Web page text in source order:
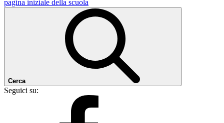
pagina iniziale della scuola
Cerca
Seguici su: